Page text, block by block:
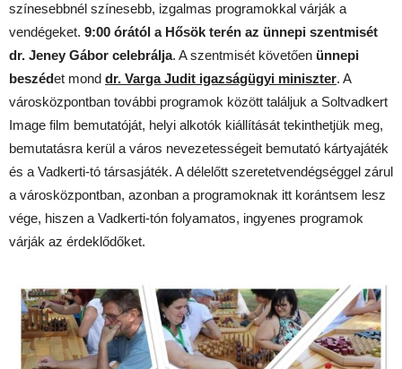
színesebbnél színesebb, izgalmas programokkal várják a
vendégeket. 9:00 órától a Hősök terén az ünnepi szentmisét
dr. Jeney Gábor celebrálja. A szentmisét követően ünnepi
beszédet mond dr. Varga Judit igazságügyi miniszter. A
városközpontban további programok között találjuk a Soltvadkert
Image film bemutatóját, helyi alkotók kiállítását tekinthetjük meg,
bemutatásra kerül a város nevezetességeit bemutató kártyajáték
és a Vadkerti-tó társasjáték. A délelőtt szeretetvendégséggel zárul
a városközpontban, azonban a programoknak itt korántsem lesz
vége, hiszen a Vadkerti-tón folyamatos, ingyenes programok
várják az érdeklődőket.